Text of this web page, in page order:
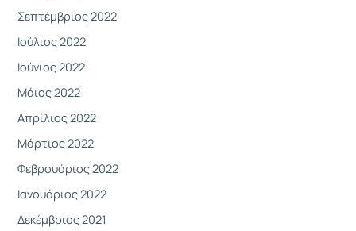
Σεπτέμβριος 2022
Ιούλιος 2022
Ιούνιος 2022
Μάιος 2022
Απρίλιος 2022
Μάρτιος 2022
Φεβρουάριος 2022
Ιανουάριος 2022
Δεκέμβριος 2021